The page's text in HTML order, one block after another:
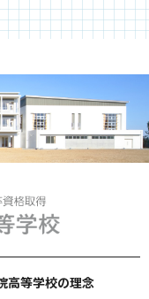
高等学校の理念